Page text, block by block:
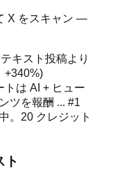
X をスキャン —
キスト投稿より
+340%)
トは AI + ヒュー
ツを報酬 ... #1
。20 クレジット
ト